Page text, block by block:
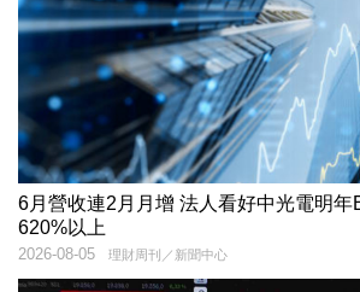
6月營收連2月月增 法人看好中光電明年EPS年增率可高達
620%以上
理財周刊／新聞中心
2026-08-05